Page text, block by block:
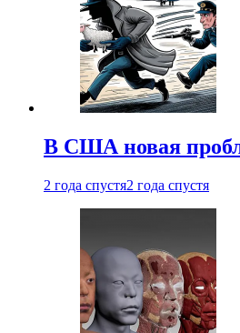
В США новая
2 года спустя2 года спустя